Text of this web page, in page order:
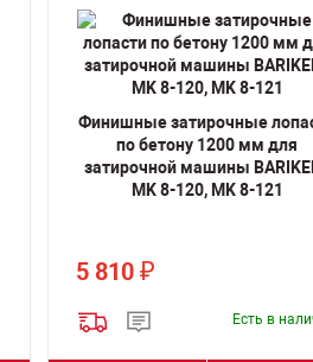
Финишные затирочные
по бетону 1200 мм для
затирочной машины
MK 8-120, MK 8-121
5 810 ₽
Есть в